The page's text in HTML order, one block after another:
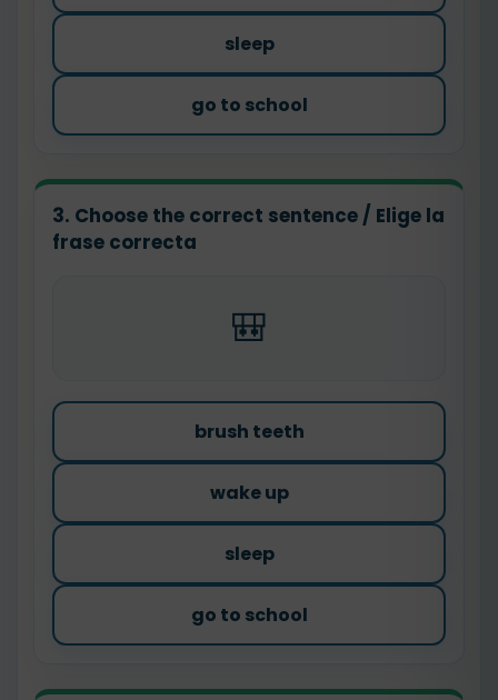
sleep
go to school
3. Choose the correct sentence / Elige la
frase correcta
🎒
brush teeth
wake up
sleep
go to school